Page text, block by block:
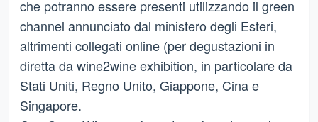
che potranno essere presenti utilizzando il green
channel annunciato dal ministero degli Esteri,
altrimenti collegati online (per degustazioni in
diretta da wine2wine exhibition, in particolare da
Stati Uniti, Regno Unito, Giappone, Cina e
Singapore.